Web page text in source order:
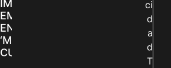
IMPULSAN SUS
EMPRENDIMIENTOS
EN LA FERIA
‘MANOS QUE
CUIDAN Y CREAN’
ci
d
a
d
T